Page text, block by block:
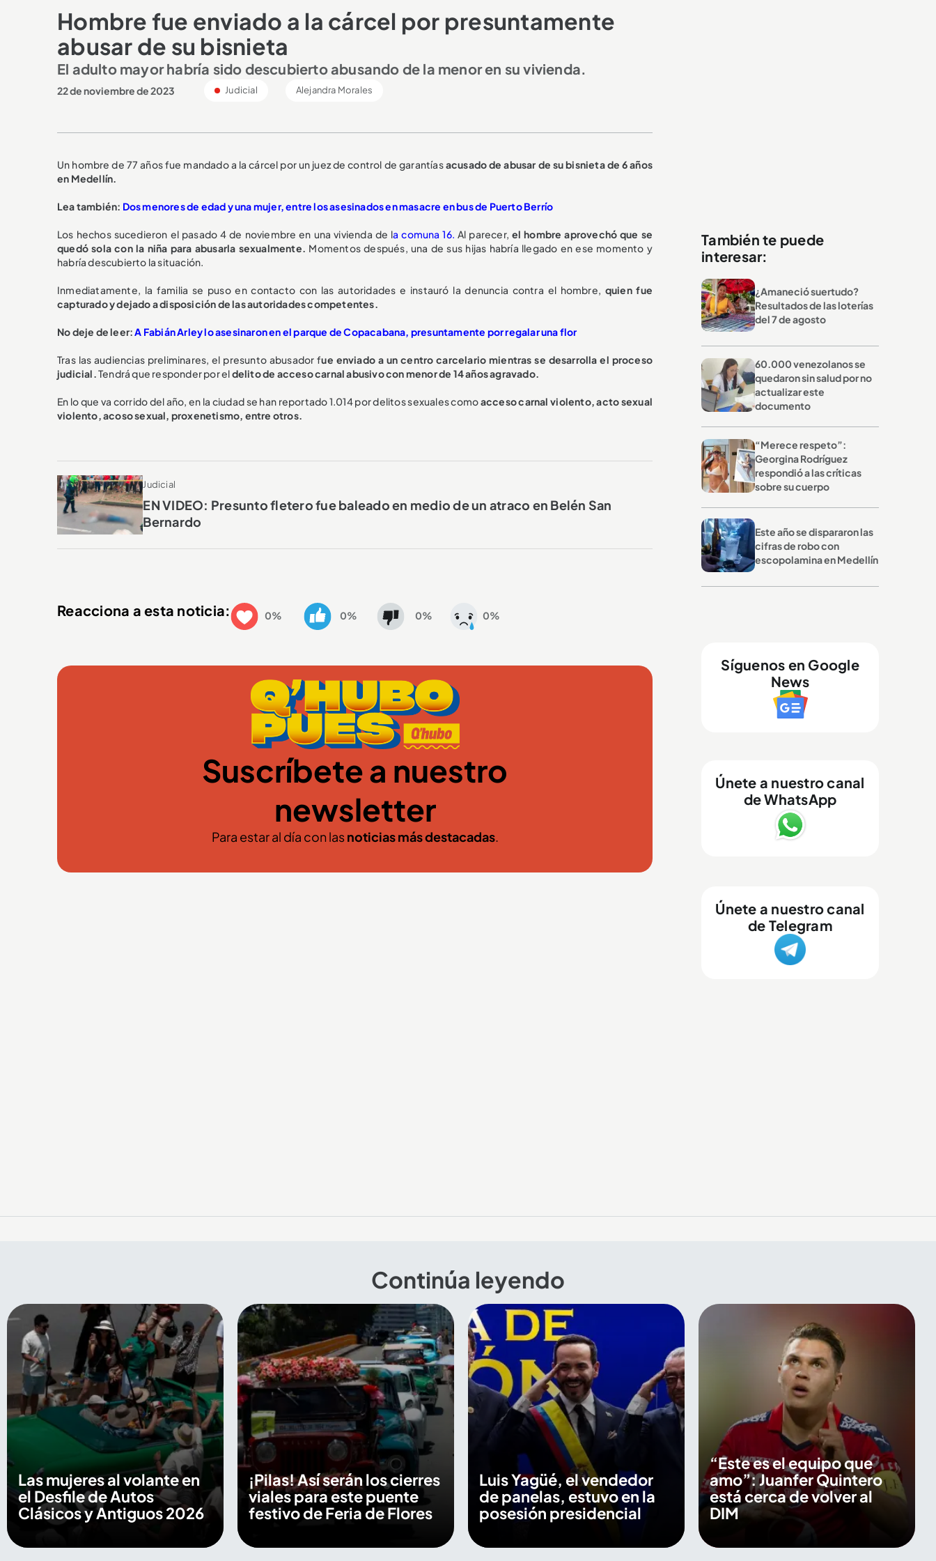
Hombre fue enviado a la cárcel por presuntamente
abusar de su bisnieta
El adulto mayor habría sido descubierto abusando de la menor en su vivienda.
22 de noviembre de 2023 Judicial Alejandra Morales
Un hombre de 77 años fue mandado a la cárcel por un juez de control de garantíasacusado de abusar de su bisnieta de 6 años
en Medellín.
Lea también: Dos menores de edad y una mujer, entre los asesinados en masacre en bus de Puerto Berrío
Los hechos sucedieron el pasado 4 de noviembre en una vivienda de la comuna 16. Al parecer, el hombre aprovechó que se
quedó sola con la niña para abusarla sexualmente. Momentos después, una de sus hijas habría llegado en ese momento y
habría descubierto la situación.
Inmediatamente, la familia se puso en contacto con las autoridades e instauró la denuncia contra el hombre, quien fue
capturado y dejado a disposición de las autoridades competentes.
No deje de leer:A Fabián Arley lo asesinaron en el parque de Copacabana, presuntamente por regalar una flor
Tras las audiencias preliminares, el presunto abusador fue enviado a un centro carcelario mientras se desarrolla el proceso
judicial.Tendrá que responder por eldelito de acceso carnal abusivo con menor de 14 años agravado.
En lo que va corrido del año, en la ciudad se han reportado 1.014 por delitos sexuales comoacceso carnal violento, acto sexual
violento, acoso sexual, proxenetismo, entre otros.
Judicial
EN VIDEO: Presunto fletero fue baleado en medio de un atraco en Belén San
Bernardo
Reacciona a esta noticia: 0% 0% 0% 0%
Suscríbete a nuestro
newsletter
Para estar al día con lasnoticias más destacadas.
También te puede
interesar:
¿Amaneció suertudo?
Resultados de las loterías
del 7 de agosto
60.000 venezolanos se
quedaron sin salud por no
actualizar este
documento
“Merece respeto”:
Georgina Rodríguez
respondió a las críticas
sobre su cuerpo
Este año se dispararon las
cifras de robo con
escopolamina en Medellín
Síguenos en Google
News
Únete a nuestro canal
de WhatsApp
Únete a nuestro canal
de Telegram
Continúa leyendo
Las mujeres al volante en
el Desfile de Autos
Clásicos y Antiguos 2026
¡Pilas! Así serán los cierres
viales para este puente
festivo de Feria de Flores
Luis Yagüé, el vendedor
de panelas, estuvo en la
posesión presidencial
“Este es el equipo que
amo”: Juanfer Quintero
está cerca de volver al
DIM